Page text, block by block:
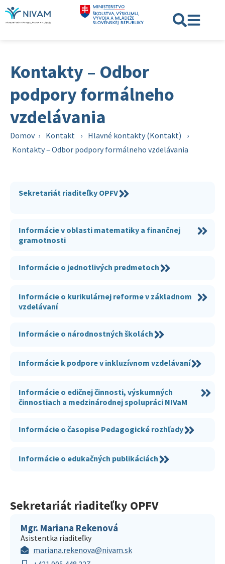
Kontakty – Odbor
podpory formálneho
vzdelávania
Domov › Kontakt › Hlavné kontakty (Kontakt)
›
Kontakty – Odbor podpory formálneho vzdelávania
Sekretariát riaditeľky OPFV
Informácie v oblasti matematiky a finančnej
gramotnosti
Informácie o jednotlivých predmetoch
Informácie o kurikulárnej reforme v základnom
vzdelávaní
Informácie o národnostných školách
Informácie k podpore v inkluzívnom vzdelávaní
Informácie o edičnej činnosti, výskumných
činnostiach a medzinárodnej spolupráci NIVaM
Informácie o časopise Pedagogické rozhľady
Informácie o edukačných publikáciách
Sekretariát riaditeľky OPFV
Mgr. Mariana Rekenová
Asistentka riaditeľky
mariana.rekenova@nivam.sk